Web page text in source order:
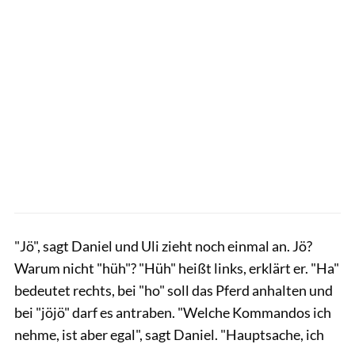
"Jö", sagt Daniel und Uli zieht noch einmal an. Jö?
Warum nicht "hüh"? "Hüh" heißt links, erklärt er. "Ha"
bedeutet rechts, bei "ho" soll das Pferd anhalten und
bei "jöjö" darf es antraben. "Welche Kommandos ich
nehme, ist aber egal", sagt Daniel. "Hauptsache, ich